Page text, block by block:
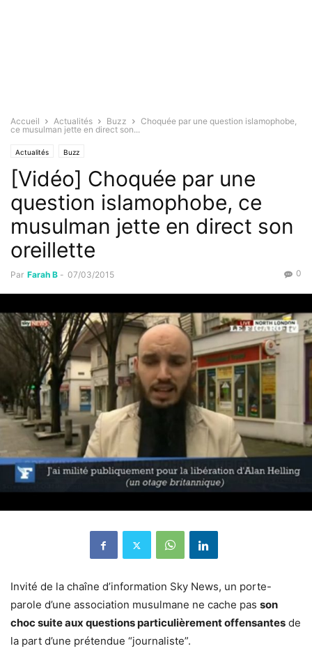
Accueil Actualités Buzz
Choquée par une question islamophobe,
ce musulman jette en direct son...
Actualités Buzz
[Vidéo] Choquée par une
question islamophobe, ce
musulman jette en direct son
oreillette
Par Farah B - 07/03/2015 0
Invité de la chaîne d’information Sky News, un porte-
parole d’une association musulmane ne cache pas son
choc suite aux questions particulièrement offensantes de
la part d’une prétendue “journaliste”.